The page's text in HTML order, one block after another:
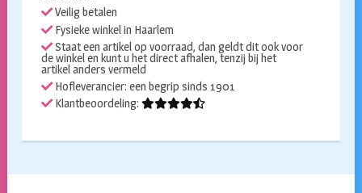
Veilig betalen
Fysieke winkel in Haarlem
Staat een artikel op voorraad, dan geldt dit ook voor
de winkel en kunt u het direct afhalen, tenzij bij het
artikel anders vermeld
Hofleverancier: een begrip sinds 1901
Klantbeoordeling: